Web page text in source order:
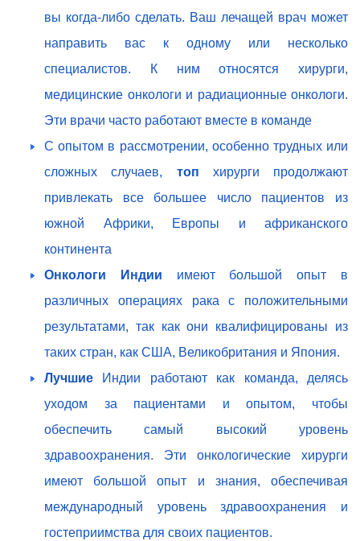
вы когда-либо сделать. Ваш лечащей врач может
направить вас к одному или несколько
специалистов. К ним относятся хирурги,
медицинские онкологи и радиационные онкологи.
Эти врачи часто работают вместе в команде
С опытом в рассмотрении, особенно трудных или
сложных случаев, топ хирурги продолжают
привлекать все большее число пациентов из
южной Африки, Европы и африканского
континента
Онкологи Индии имеют большой опыт в
различных операциях рака с положительными
результатами, так как они квалифицированы из
таких стран, как США, Великобритания и Япония.
Лучшие Индии работают как команда, делясь
уходом за пациентами и опытом, чтобы
обеспечить самый высокий уровень
здравоохранения. Эти онкологические хирурги
имеют большой опыт и знания, обеспечивая
международный уровень здравоохранения и
гостеприимства для своих пациентов.